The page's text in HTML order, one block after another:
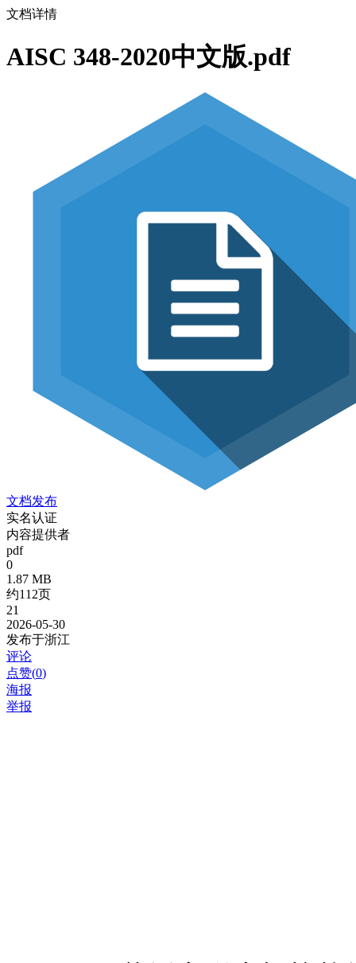
文档详情
AISC 348-2020中文版.pdf
文档发布
实名认证
内容提供者
pdf
0
1.87 MB
约112页
21
2026-05-30
发布于浙江
评论
点赞(0)
海报
举报